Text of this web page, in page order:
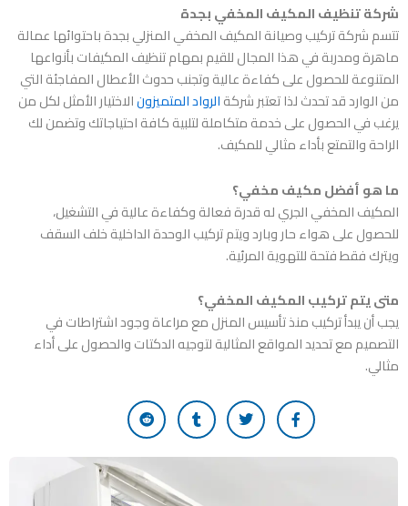
شركة تنظيف المكيف المخفي بجدة
تتسم شركةتركيب وصيانة المكيف المخفي المنزلي بجدةباحتوائها عمالة
ماهرة ومدربة في هذا المجال للقيم بمهام تنظيف المكيفات بأنواعها
المتنوعة للحصول على كفاءة عالية وتجنب حدوث الأعطال المفاجئة التي
من الوارد قد تحدث لذا تعتبر شركةالرواد المتميزونالاختيار الأمثل لكل من
يرغب في الحصول على خدمة متكاملة لتلبية كافة احتياجاتك وتضمن لك
الراحة والتمتع بأداء مثالي للمكيف.
ما هو أفضل مكيف مخفي؟
المكيف المخفي الجري له قدرة فعالة وكفاءة عالية في التشغيل،
للحصول على هواء حار وبارد ويتم تركيب الوحدة الداخلية خلف السقف
ويترك فقط فتحة للتهوية المرئية.
متى يتم تركيب المكيف المخفي؟
يجب أن يبدأ تركيب منذ تأسيس المنزل مع مراعاة وجود اشتراطات في
التصميم مع تحديد المواقع المثالية لتوجيه الدكتات والحصول على أداء
مثالي.